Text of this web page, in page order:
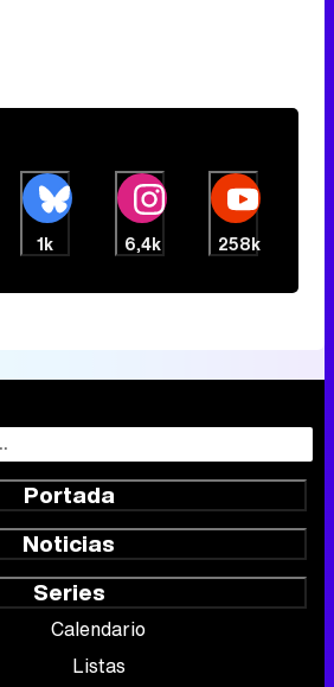
1k 6,4k 258k
Portada
Noticias
Series
Calendario
Listas